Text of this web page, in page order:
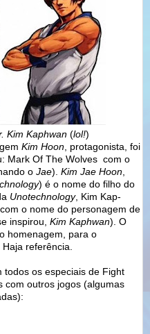
Kim Kaphwan(lol!)
Kim Hoon , protagonista, foi
Mark Of The Wolves com o
o Jae). Kim Jae Hoon
) é o nome do filho do
Unotechnology, Kim Kap-
o nome do personagem de
inspirou, Kim Kaphwan). O
homenagem, para o
referência.
todos os especiais de Fight
com outros jogos (algumas